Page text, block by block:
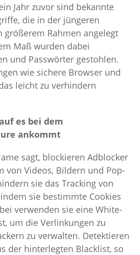
Jahr zuvor sind bekannte
die in der jüngeren
größerem Rahmen angelegt
Maß wurden dabei
und Passwörter gestohlen.
wie sichere Browser und
leicht zu verhindern
es bei dem
ankommt
sagt, blockieren Adblocker
von Videos, Bildern und Pop-
sie das Tracking von
sie bestimmte Cookies
verwenden sie eine White-
um die Verlinkungen zu
zu verwalten. Detektieren
der hinterlegten Blacklist, so